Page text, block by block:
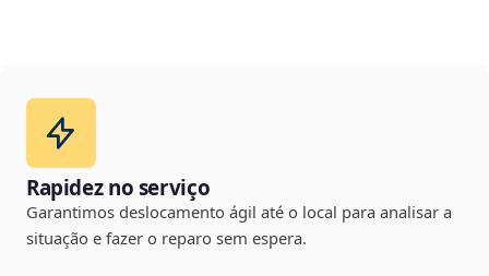
Rapidez no serviço
Garantimos deslocamento ágil até o local para analisar a
situação e fazer o reparo sem espera.